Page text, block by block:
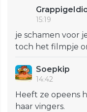
15:19
je schamen voor
toch het filmpje
Soepkip
14:42
Heeft ze opeens
haar vingers.